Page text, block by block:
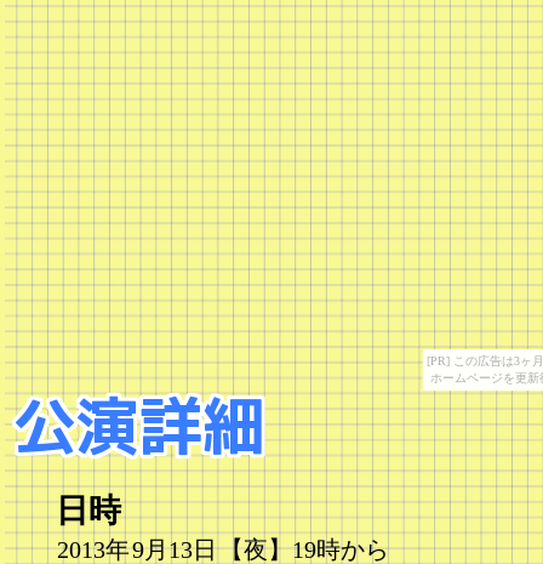
[PR] この広告は3ヶ
ホームページを更
日時
2013年9月13日【夜】19時から